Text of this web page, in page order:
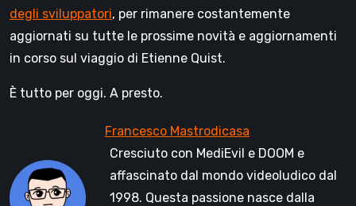
degli sviluppatori, per rimanere costantemente
aggiornati su tutte le prossime novità e aggiornamenti
in corso sul viaggio di Etienne Quist.
È tutto per oggi. A presto.
Cresciuto con MediEvil e DOOM e
affascinato dal mondo videoludico dal
1998. Questa passione nasce dalla